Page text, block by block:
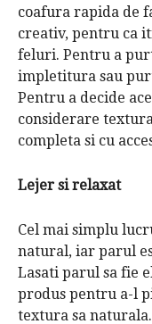
coafura rapida de
creativ, pentru ca
feluri. Pentru a
impletitura sau
Pentru a decide
considerare
completa si cu
Lejer si relaxat
Cel mai simplu
natural, iar parul
Lasati parul sa fie
produs pentru a-l
textura sa naturala.